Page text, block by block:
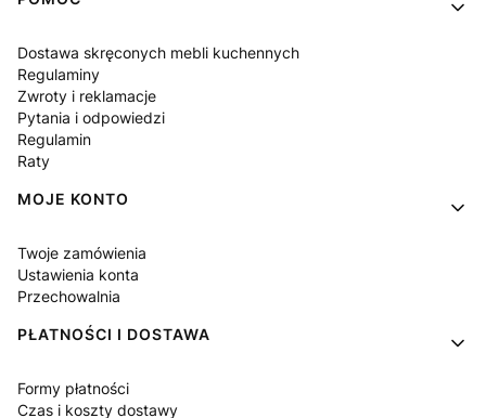
Dostawa skręconych mebli kuchennych
Regulaminy
Zwroty i reklamacje
Pytania i odpowiedzi
Regulamin
Raty
MOJE KONTO
Twoje zamówienia
Ustawienia konta
Przechowalnia
PŁATNOŚCI I DOSTAWA
Formy płatności
Czas i koszty dostawy